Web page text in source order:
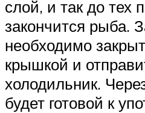
слой, и так до тех
закончится рыба.
необходимо
крышкой и
холодильник.
будет готовой к